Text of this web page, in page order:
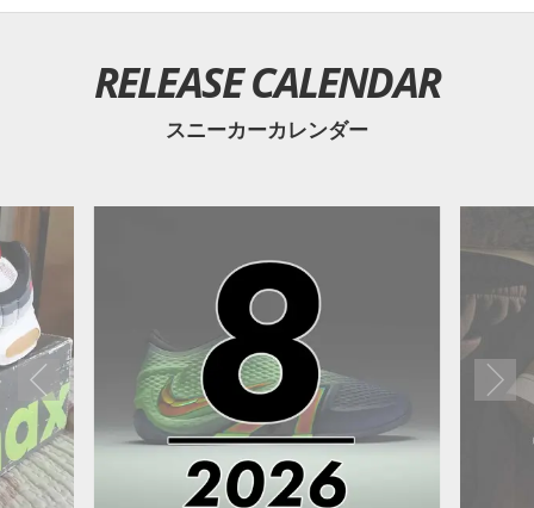
RELEASE CALENDAR
スニーカーカレンダー